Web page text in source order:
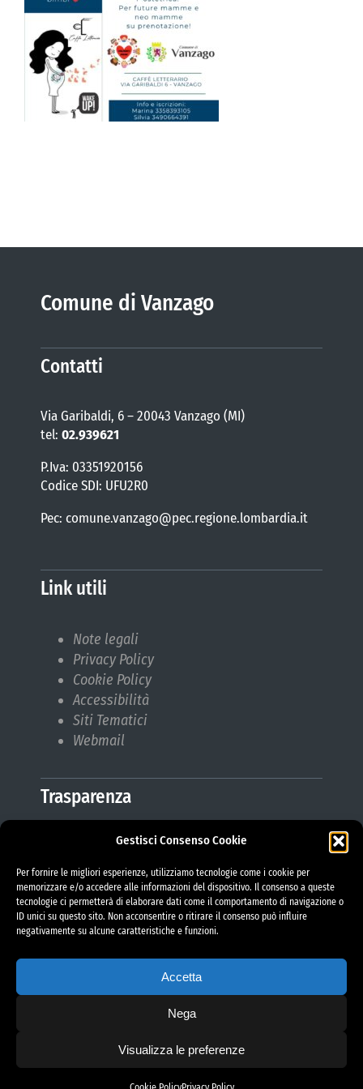
Gestisci Consenso Cookie
Per fornire le migliori esperienze, utilizziamo tecnologie come i cookie per
memorizzare e/o accedere alle informazioni del dispositivo. Il consenso a queste
tecnologie ci permetterà di elaborare dati come il comportamento di navigazione o
ID unici su questo sito. Non acconsentire o ritirare il consenso può influire
negativamente su alcune caratteristiche e funzioni.
Accetta
Nega
Visualizza le preferenze
VIVERE VANZAGO
COMUNICAZIONE
Comune di Vanzago
Contatti
Via Garibaldi, 6 – 20043 Vanzago (MI)
tel: 02.939621
P.Iva: 03351920156
Codice SDI: UFU2R0
Pec: comune.vanzago@pec.regione.lombardia.it
Link utili
Note legali
Privacy Policy
Cookie Policy
Accessibilità
Siti Tematici
Webmail
Trasparenza
Amministrazione Trasparente
Albo Pretorio
Bilanci
Bandi di gara
Pubblicazioni di Matrimonio
project by fantanet